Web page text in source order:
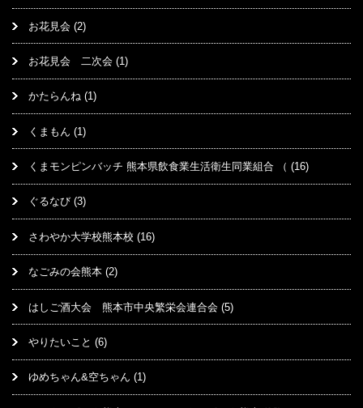
お花見会 (2)
お花見会 二次会 (1)
かたらんね (1)
くまもん (1)
くまモンピンバッチ 熊本県飲食業生活衛生同業組合 （ (16)
ぐるなび (3)
さわやか大学校熊本校 (16)
なごみの会熊本 (2)
はしご酒大会 熊本市中央繁栄会連合会 (5)
やりたいこと (6)
ゆめちゃん&空ちゃん (1)